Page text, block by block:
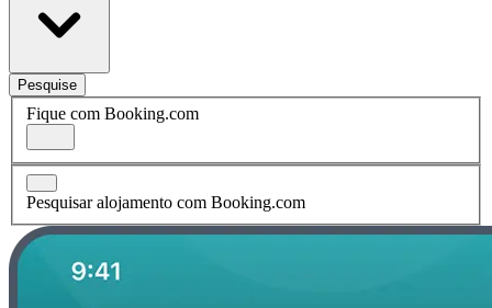
Pesquise
Fique com Booking.com
Pesquisar alojamento com Booking.com